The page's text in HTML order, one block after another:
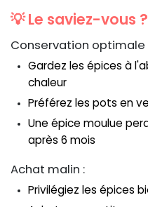
💡 Le saviez-vous ?
Conservation optimale
Gardez les épices à
chaleur
Préférez les pots en
Une épice moulue
après 6 mois
Achat malin :
Privilégiez les épices